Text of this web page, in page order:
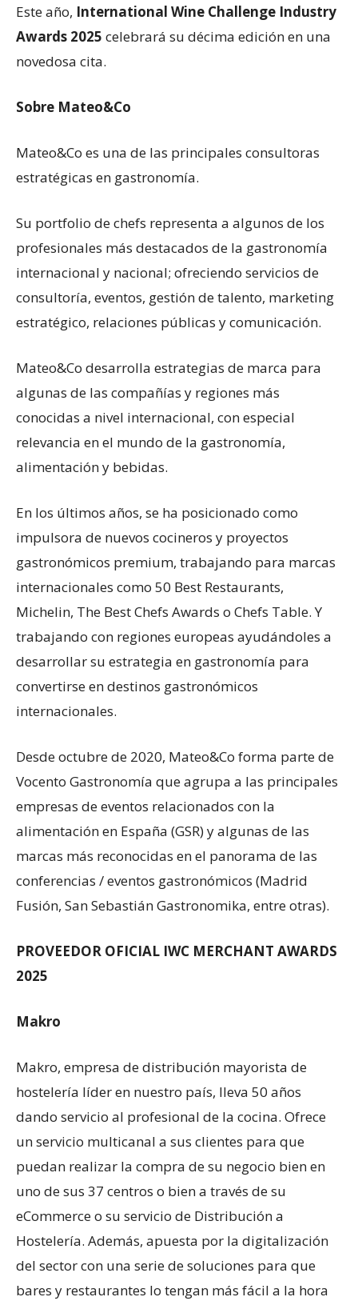
Este año, International Wine Challenge Industry
Awards 2025 celebrará su décima edición en una
novedosa cita.
Sobre Mateo&Co
Mateo&Co es una de las principales consultoras
estratégicas en gastronomía.
Su portfolio de chefs representa a algunos de los
profesionales más destacados de la gastronomía
internacional y nacional; ofreciendo servicios de
consultoría, eventos, gestión de talento, marketing
estratégico, relaciones públicas y comunicación.
Mateo&Co desarrolla estrategias de marca para
algunas de las compañías y regiones más
conocidas a nivel internacional, con especial
relevancia en el mundo de la gastronomía,
alimentación y bebidas.
En los últimos años, se ha posicionado como
impulsora de nuevos cocineros y proyectos
gastronómicos premium, trabajando para marcas
internacionales como 50 Best Restaurants,
Michelin, The Best Chefs Awards o Chefs Table. Y
trabajando con regiones europeas ayudándoles a
desarrollar su estrategia en gastronomía para
convertirse en destinos gastronómicos
internacionales.
Desde octubre de 2020, Mateo&Co forma parte de
Vocento Gastronomía que agrupa a las principales
empresas de eventos relacionados con la
alimentación en España (GSR) y algunas de las
marcas más reconocidas en el panorama de las
conferencias / eventos gastronómicos (Madrid
Fusión, San Sebastián Gastronomika, entre otras).
PROVEEDOR OFICIAL IWC MERCHANT AWARDS
2025
Makro
Makro, empresa de distribución mayorista de
hostelería líder en nuestro país, lleva 50 años
dando servicio al profesional de la cocina. Ofrece
un servicio multicanal a sus clientes para que
puedan realizar la compra de su negocio bien en
uno de sus 37 centros o bien a través de su
eCommerce o su servicio de Distribución a
Hostelería. Además, apuesta por la digitalización
del sector con una serie de soluciones para que
bares y restaurantes lo tengan más fácil a la hora